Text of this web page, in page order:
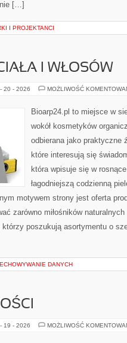
[…]
I PROJEKTANCI
I WŁOSÓW
20 - 2026 MOŻLIWOŚĆ
Bioarp24.pl to miejsce w
wokół kosmetyków
odbierana jako praktyczne
które interesują się
która wpisuje się w
łagodniejszą codzienną
motywem strony jest oferta
zarówno miłośników
którzy poszukują asortymentu o
DANYCH
19 - 2026 MOŻLIWOŚĆ